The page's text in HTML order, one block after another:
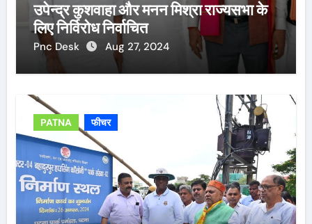
उपेन्द्र कुशवाहा और मनन मिश्रा राज्यसभा के
लिए निर्विरोध निर्वाचित
Pnc Desk Aug 27, 2024
PATNA फीचर